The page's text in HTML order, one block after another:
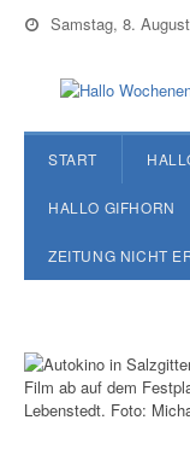
Samstag, 8.
START
HALLO GIFHORN
ZEITUNG NICHT
Film ab auf dem
Lebenstedt. Foto: